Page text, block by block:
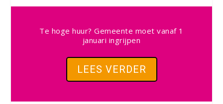
Te hoge huur? Gemeente moet vanaf 1
januari ingrijpen
LEES VERDER